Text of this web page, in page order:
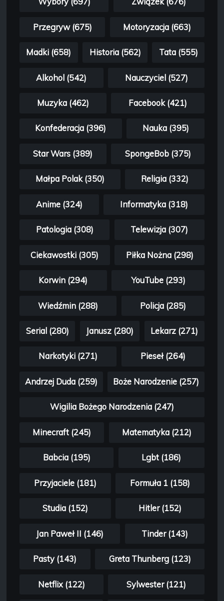
Przegryw (675) Motoryzacja (663)
Madki (658) Historia (562) Tata (555)
Alkohol (542) Nauczyciel (527)
Muzyka (462) Facebook (421)
Konfederacja (396) Nauka (395)
Star Wars (389) SpongeBob (375)
Małpa Polak (350) Religia (332)
Anime (324) Informatyka (318)
Patologia (308) Telewizja (307)
Ciekawostki (305) Piłka Nożna (298)
Korwin (294) YouTube (293)
Wiedźmin (288) Policja (285)
Serial (280) Janusz (280) Lekarz (271)
Narkotyki (271) Pieseł (264)
Andrzej Duda (259) Boże Narodzenie (257)
Wigilia Bożego Narodzenia (247)
Minecraft (245) Matematyka (212)
Babcia (195) Lgbt (186)
Przyjaciele (181) Formuła 1 (158)
Studia (152) Hitler (152)
Jan Paweł II (146) Tinder (143)
Pasty (143) Greta Thunberg (123)
Netflix (122) Sylwester (121)